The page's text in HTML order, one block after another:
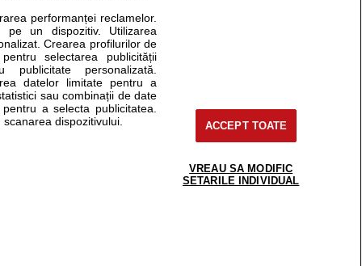
Ele nu pot substitui consultul medical direct si
fie medicul Dvs., fie unul dintre medicii pe care
pacient
support@sfatulmedicului.ro
0374 109 268
performanței reclamelor.
pe un dispozitiv. Utilizarea
Crearea profilurilor de
selectarea publicității
publicitate personalizată.
datelor limitate pentru a
sau combinații de date
a selecta publicitatea.
dispozitivului.
ACCEPT TOATE
VREAU SA MODIFIC
SETARILE INDIVIDUAL